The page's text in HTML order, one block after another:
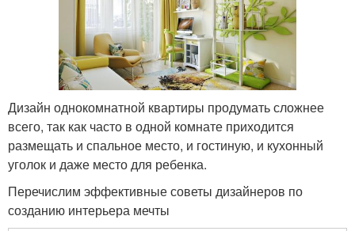
Дизайн однокомнатной квартиры продумать сложнее
всего, так как часто в одной комнате приходится
размещать и спальное место, и гостиную, и кухонный
уголок и даже место для ребенка.
Перечислим эффективные советы дизайнеров по
созданию интерьера мечты